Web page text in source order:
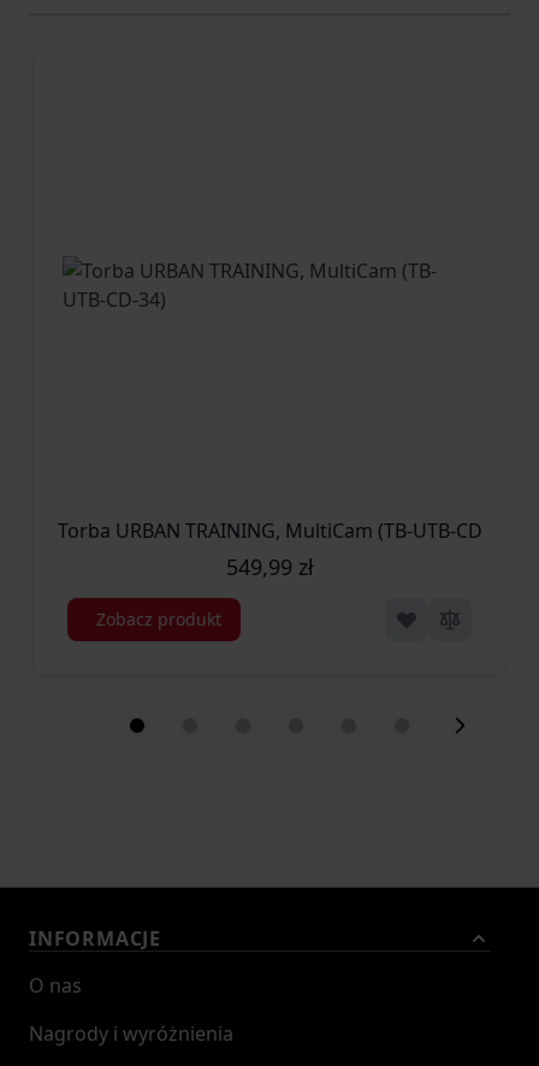
Torba URBAN TRAINING, MultiCam (TB-UTB-CD-34)
549,99 zł
Zobacz produkt
INFORMACJE
O nas
Nagrody i wyróżnienia